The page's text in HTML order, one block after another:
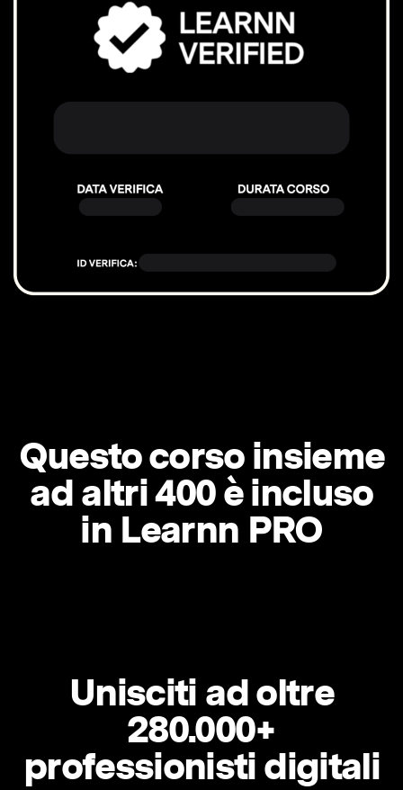
Questo corso insieme
ad altri 400 è incluso
in Learnn PRO
Unisciti ad oltre
280.000+
professionisti digitali